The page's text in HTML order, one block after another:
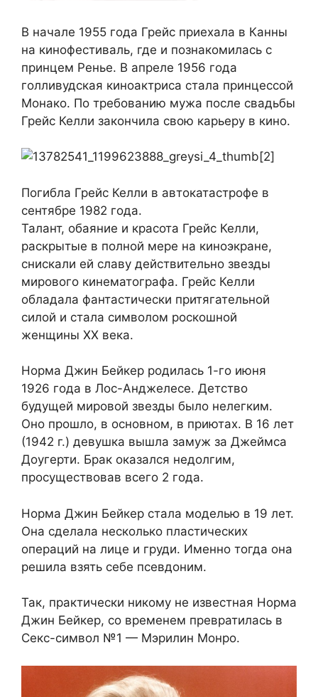
В начале 1955 года Грейс приехала в Канны
на кинофестиваль, где и познакомилась с
принцем Ренье. В апреле 1956 года
голливудская киноактриса стала принцессой
Монако. По требованию мужа после свадьбы
Грейс Келли закончила свою карьеру в кино.
Погибла Грейс Келли в автокатастрофе в
сентябре 1982 года.
Талант, обаяние и красота Грейс Келли,
раскрытые в полной мере на киноэкране,
снискали ей славу действительно звезды
мирового кинематографа. Грейс Келли
обладала фантастически притягательной
силой и стала символом роскошной
женщины ХХ века.
Норма Джин Бейкер родилась 1-го июня
1926 года в Лос-Анджелесе. Детство
будущей мировой звезды было нелегким.
Оно прошло, в основном, в приютах. В 16 лет
(1942 г.) девушка вышла замуж за Джеймса
Доугерти. Брак оказался недолгим,
просуществовав всего 2 года.
Норма Джин Бейкер стала моделью в 19 лет.
Она сделала несколько пластических
операций на лице и груди. Именно тогда она
решила взять себе псевдоним.
Так, практически никому не известная Норма
Джин Бейкер, со временем превратилась в
Секс-символ №1 — Мэрилин Монро.